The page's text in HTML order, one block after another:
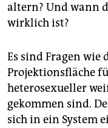
altern? Und wann
wirklich ist?
Es sind Fragen wie
Projektionsfläche
heterosexueller
gekommen sind.
sich in ein System